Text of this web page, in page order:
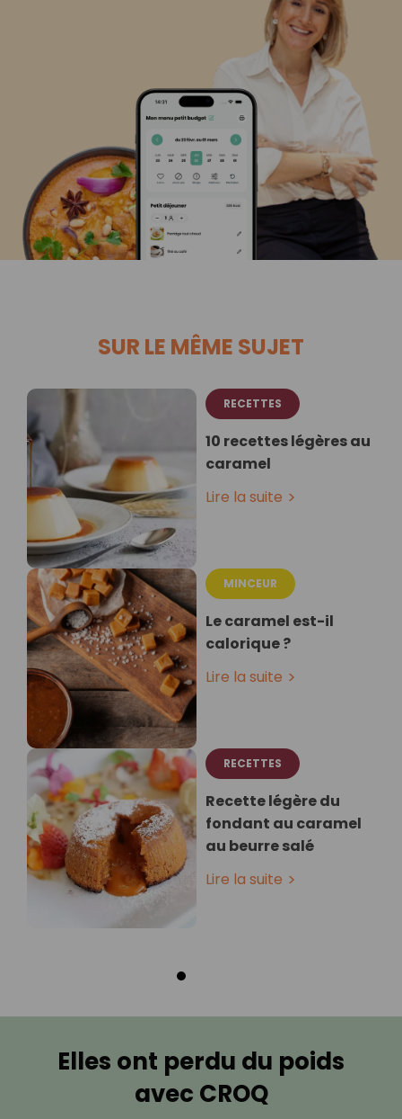
SUR LE MÊME SUJET
RECETTES
10 recettes légères au
caramel
Lire la suite
MINCEUR
Le caramel est-il
calorique ?
Lire la suite
RECETTES
Recette légère du
fondant au caramel
au beurre salé
Lire la suite
Elles ont perdu du poids
avec CROQ